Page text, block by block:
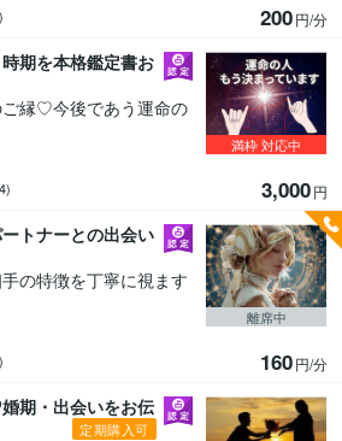
200円/分
期を本格鑑定書お
縁♡今後であう運命の
3,000円
満枠対応中
トナーとの出会い
の特徴を丁寧に視ます
160円/分
離席中
期・出会いをお伝
定期購入可